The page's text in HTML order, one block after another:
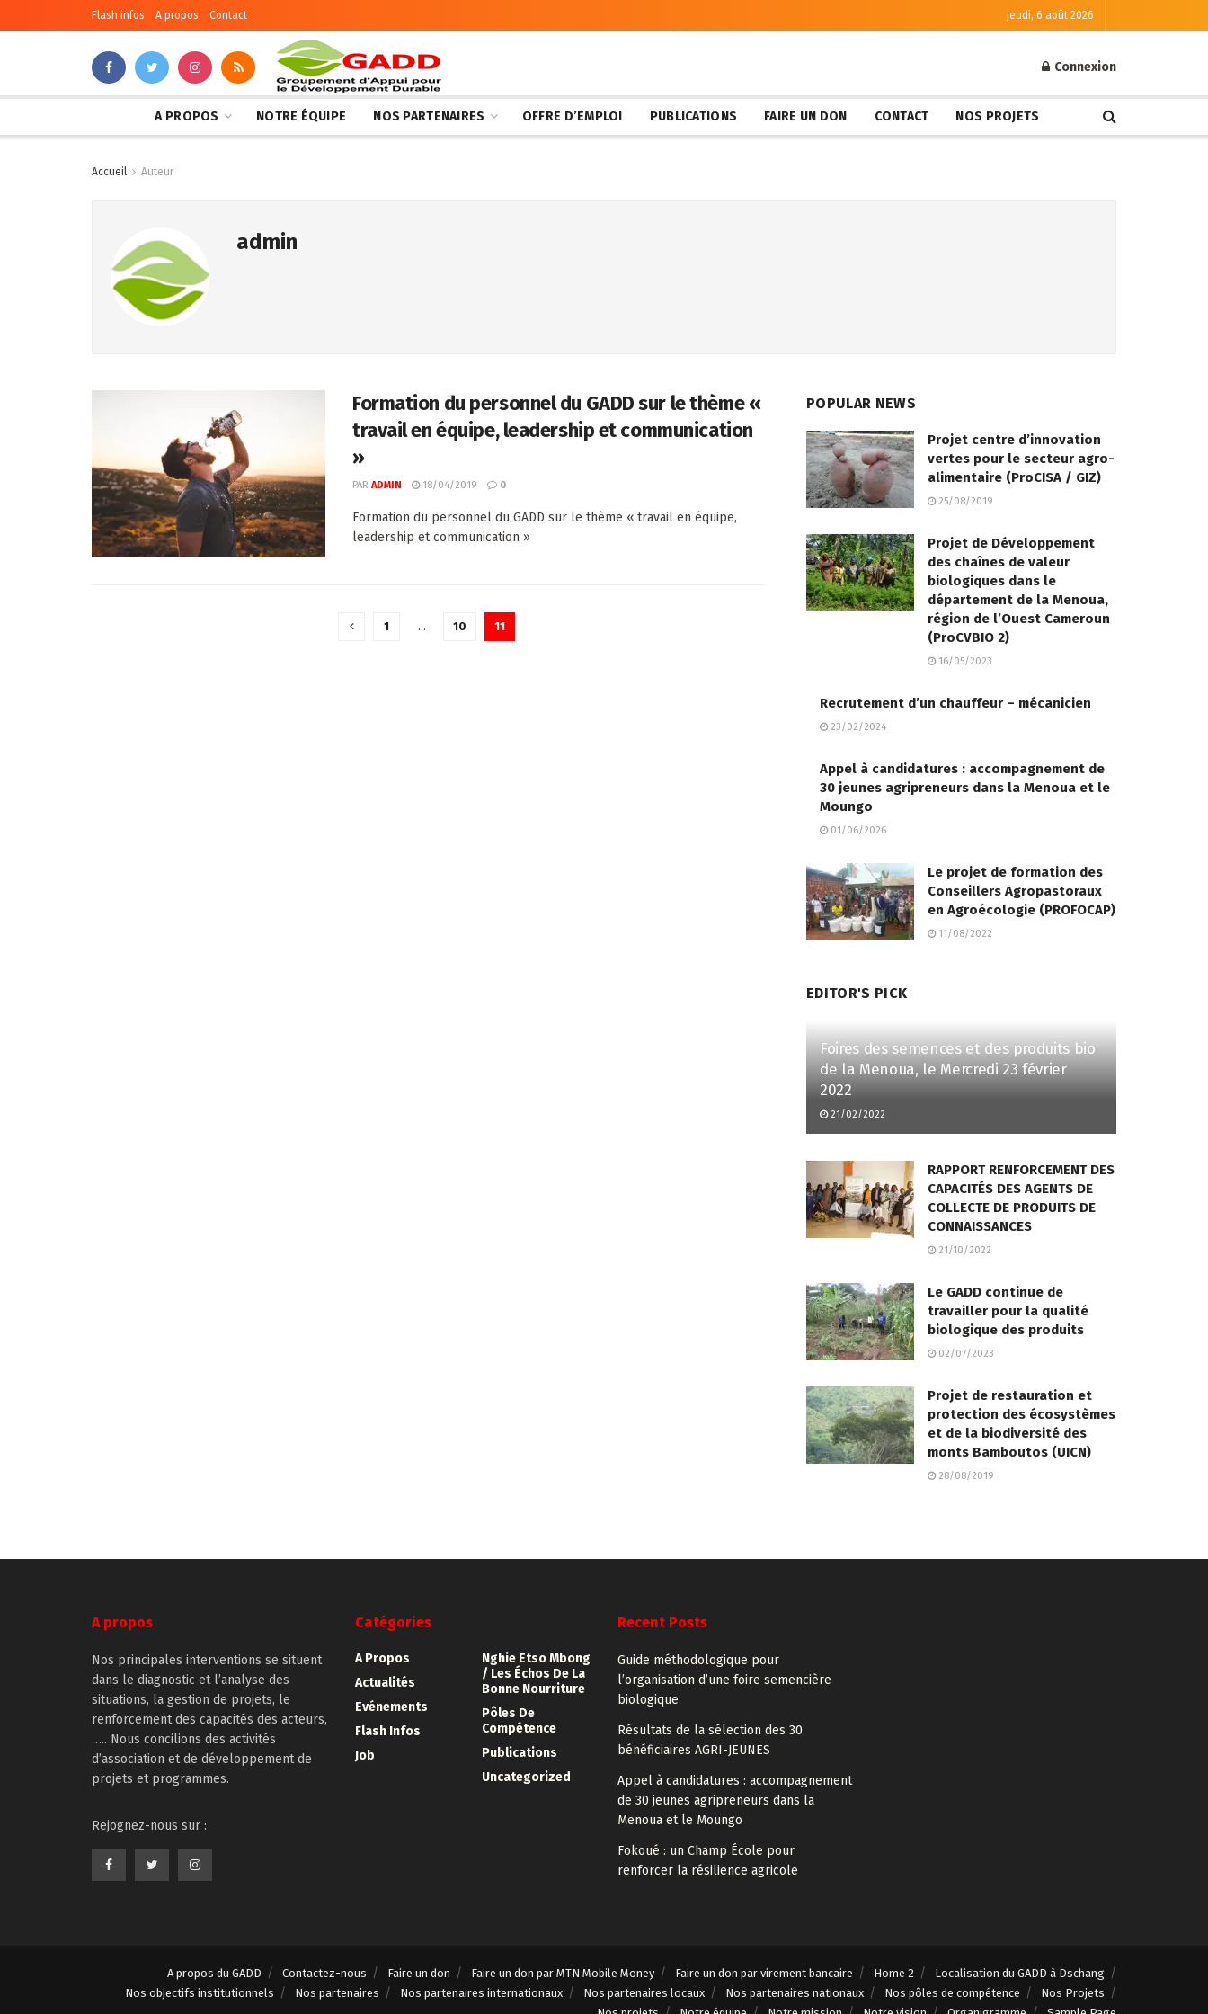
Flash infos A propos Contact jeudi, 6 août 2026
Connexion
A PROPOS NOTRE ÉQUIPE NOS PARTENAIRES OFFRE D’EMPLOI PUBLICATIONS FAIRE UN DON CONTACT NOS PROJETS
Accueil Auteur
admin
Formation du personnel du GADD sur le thème «
travail en équipe, leadership et communication
»
PAR ADMIN 18/04/2019 0
Formation du personnel du GADD sur le thème « travail en équipe,
leadership et communication »
1 … 10 11
POPULAR NEWS
Projet centre d’innovation
vertes pour le secteur agro-
alimentaire (ProCISA / GIZ)
25/08/2019
Projet de Développement
des chaînes de valeur
biologiques dans le
département de la Menoua,
région de l’Ouest Cameroun
(ProCVBIO 2)
16/05/2023
Recrutement d’un chauffeur – mécanicien
23/02/2024
Appel à candidatures : accompagnement de
30 jeunes agripreneurs dans la Menoua et le
Moungo
01/06/2026
Le projet de formation des
Conseillers Agropastoraux
en Agroécologie (PROFOCAP)
11/08/2022
EDITOR'S PICK
Foires des semences et des produits bio
de la Menoua, le Mercredi 23 février
2022
21/02/2022
RAPPORT RENFORCEMENT DES
CAPACITÉS DES AGENTS DE
COLLECTE DE PRODUITS DE
CONNAISSANCES
21/10/2022
Le GADD continue de
travailler pour la qualité
biologique des produits
02/07/2023
Projet de restauration et
protection des écosystèmes
et de la biodiversité des
monts Bamboutos (UICN)
28/08/2019
A propos
Nos principales interventions se situent
dans le diagnostic et l’analyse des
situations, la gestion de projets, le
renforcement des capacités des acteurs,
….. Nous concilions des activités
d’association et de développement de
projets et programmes.
Rejognez-nous sur :
Catégories
A Propos
Actualités
Evénements
Flash Infos
Job
Nghie Etso Mbong
/ Les Échos De La
Bonne Nourriture
Pôles De
Compétence
Publications
Uncategorized
Recent Posts
Guide méthodologique pour
l’organisation d’une foire semencière
biologique
Résultats de la sélection des 30
bénéficiaires AGRI-JEUNES
Appel à candidatures : accompagnement
de 30 jeunes agripreneurs dans la
Menoua et le Moungo
Fokoué : un Champ École pour
renforcer la résilience agricole
A propos du GADD Contactez-nous Faire un don Faire un don par MTN Mobile Money Faire un don par virement bancaire Home 2
Localisation du GADD à Dschang
Nos objectifs institutionnels
Nos partenaires Nos partenaires internationaux Nos partenaires locaux Nos partenaires nationaux Nos pôles de compétence
Nos Projets